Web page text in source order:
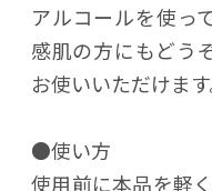
アルコールを使っ
感肌の方にもどう
お使いいただけます
●使い方
使用前に本品を軽